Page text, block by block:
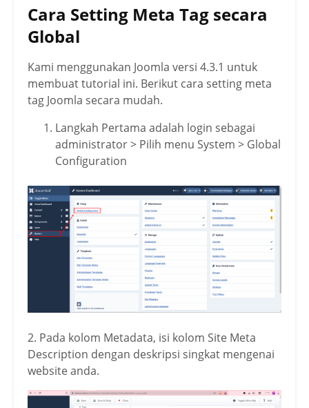
Cara Setting Meta Tag secara
Global
Kami menggunakan Joomla versi 4.3.1 untuk
membuat tutorial ini. Berikut cara setting meta
tag Joomla secara mudah.
Langkah Pertama adalah login sebagai
administrator > Pilih menu System > Global
Configuration
2. Pada kolom Metadata, isi kolom Site Meta
Description dengan deskripsi singkat mengenai
website anda.